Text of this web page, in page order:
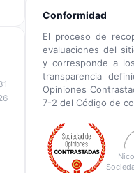
Conformidad
El proceso de
evaluaciones del
y corresponde a
transparencia
Opiniones
7-2 del Código de